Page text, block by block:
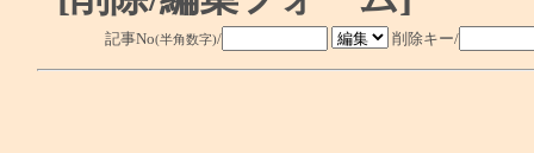
記事No(半角数字)/ 削除キー/